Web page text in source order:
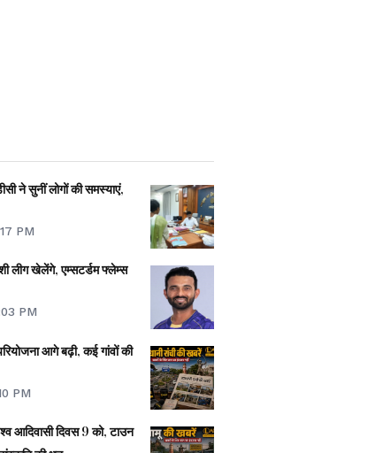
ने सुनीं लोगों की समस्याएं,
PM
लीग खेलेंगे, एम्सटर्डम फ्लेम्स
PM
PM
आदिवासी दिवस 9 को, टाउन